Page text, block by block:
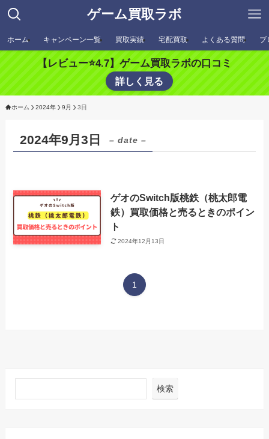
ゲーム買取ラボ
ホーム キャンペーン一覧 買取実績 宅配買取 よくある質問 ブ
【レビュー⭐️4.7】ゲーム買取ラボの口コミ
詳しく見る
ホーム 2024年 9月 3日
2024年9月3日 – date –
ゲオのSwitch版桃鉄（桃太郎電
鉄）買取価格と売るときのポイン
ト
2024年12月13日
1
検索